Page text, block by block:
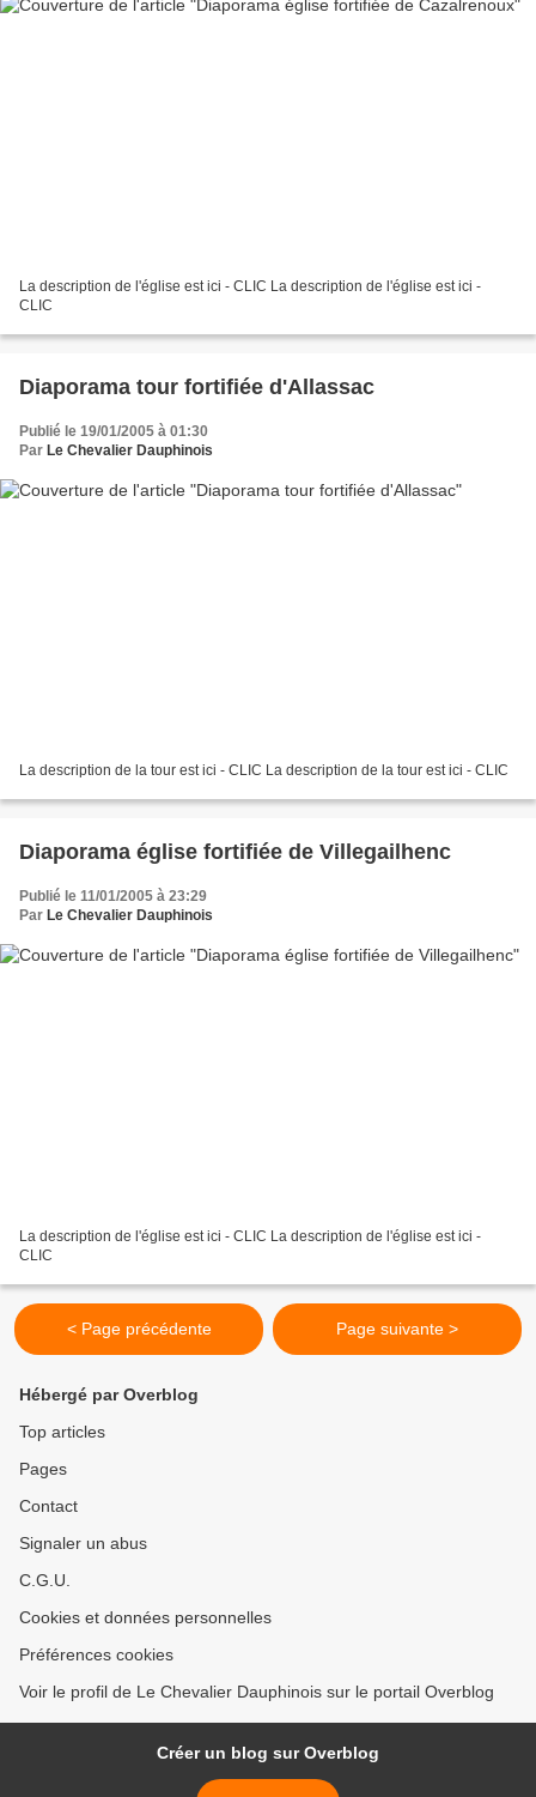
La description de l'église est ici - CLIC La description de l'église est ici -
CLIC
Diaporama tour fortifiée d'Allassac
Publié le 19/01/2005 à 01:30
Par Le Chevalier Dauphinois
La description de la tour est ici - CLIC La description de la tour est ici - CLIC
Diaporama église fortifiée de Villegailhenc
Publié le 11/01/2005 à 23:29
Par Le Chevalier Dauphinois
La description de l'église est ici - CLIC La description de l'église est ici -
CLIC
< Page précédente Page suivante >
Hébergé par Overblog
Top articles
Pages
Contact
Signaler un abus
C.G.U.
Cookies et données personnelles
Préférences cookies
Voir le profil de Le Chevalier Dauphinois sur le portail Overblog
Créer un blog sur Overblog